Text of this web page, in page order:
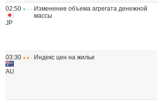
02:50
JP
Изменение объема агрегата денежной
массы
03:30
AU
Индекс цен на жилье